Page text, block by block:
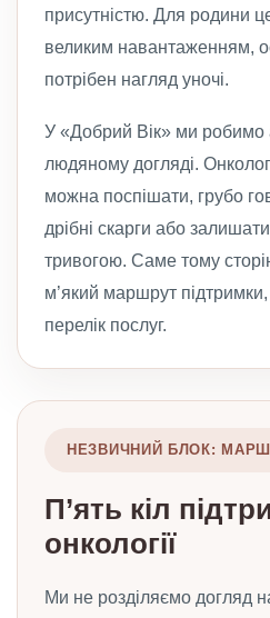
присутністю. Для родини
великим навантаженням,
потрібен нагляд уночі.
У «Добрий Вік» ми робимо
людяному догляді.
можна поспішати, грубо
дрібні скарги або
тривогою. Саме тому
м’який маршрут
перелік послуг.
НЕЗВИЧНИЙ БЛОК:
П’ять кіл
онкології
Ми не розділяємо догляд